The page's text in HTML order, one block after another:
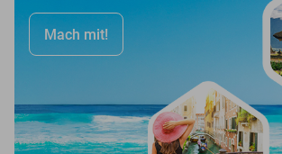
Mach mit!